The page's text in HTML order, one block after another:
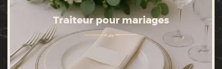
Traiteur pour mariages